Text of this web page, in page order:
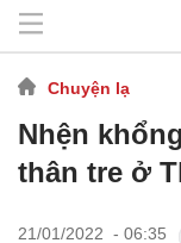
Chuyện lạ
Nhện
thân tre ở
21/01/2022 - 06:35